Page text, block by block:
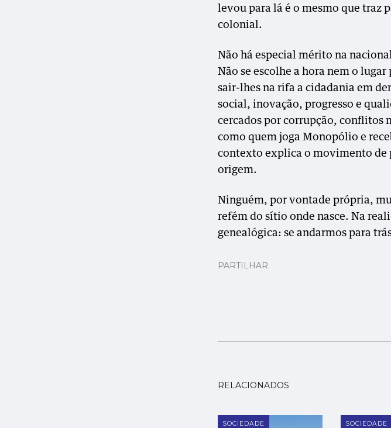
levou para lá é o mesmo que traz
colonial.
Não há especial mérito na
Não se escolhe a hora nem o
sair-lhes na rifa a cidadania em
social, inovação, progresso e
cercados por corrupção, conflitos
como quem joga Monopólio e
contexto explica o movimento de
origem.
Ninguém, por vontade própria,
refém do sítio onde nasce. Na
genealógica: se andarmos para
PARTILHAR
RELACIONADOS
SOCIEDADE SOCIEDADE